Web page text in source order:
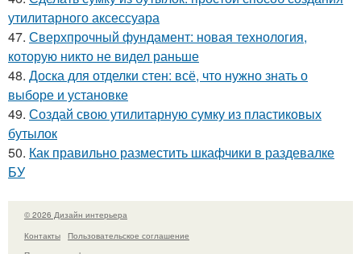
утилитарного аксессуара
47. Сверхпрочный фундамент: новая технология,
которую никто не видел раньше
48. Доска для отделки стен: всё, что нужно знать о
выборе и установке
49. Создай свою утилитарную сумку из пластиковых
бутылок
50. Как правильно разместить шкафчики в раздевалке
БУ
© 2026 Дизайн интерьера
Контакты
Пользовательское соглашение